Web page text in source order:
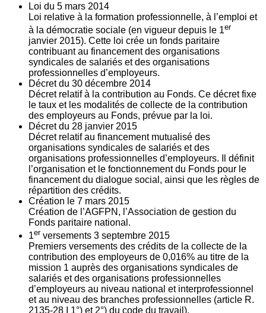
Loi du 5 mars 2014
Loi relative à la formation professionnelle, à l’emploi et
à la démocratie sociale (en vigueur depuis le 1er
janvier 2015). Cette loi crée un fonds paritaire
contribuant au financement des organisations
syndicales de salariés et des organisations
professionnelles d’employeurs.
Décret du 30 décembre 2014
Décret relatif à la contribution au Fonds. Ce décret fixe
le taux et les modalités de collecte de la contribution
des employeurs au Fonds, prévue par la loi.
Décret du 28 janvier 2015
Décret relatif au financement mutualisé des
organisations syndicales de salariés et des
organisations professionnelles d’employeurs. Il définit
l’organisation et le fonctionnement du Fonds pour le
financement du dialogue social, ainsi que les règles de
répartition des crédits.
Création le 7 mars 2015
Création de l’AGFPN, l’Association de gestion du
Fonds paritaire national.
1er versements 3 septembre 2015
Premiers versements des crédits de la collecte de la
contribution des employeurs de 0,016% au titre de la
mission 1 auprès des organisations syndicales de
salariés et des organisations professionnelles
d’employeurs au niveau national et interprofessionnel
et au niveau des branches professionnelles (article R.
2135‐28 I 1°) et 2°) du code du travail).